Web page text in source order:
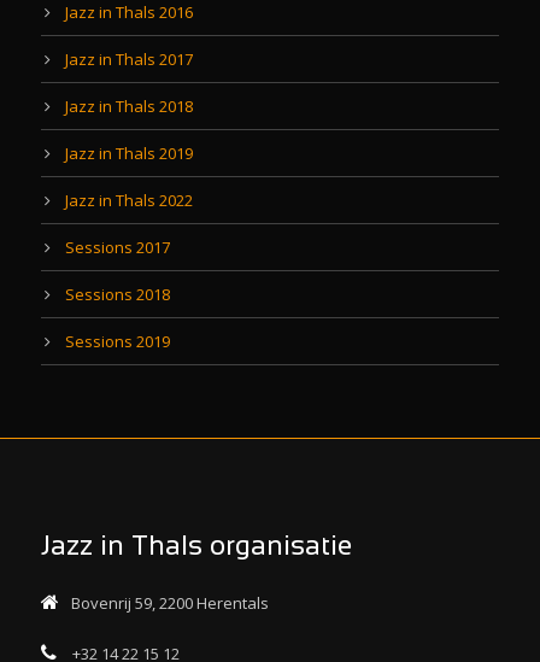
Jazz in Thals 2016
Jazz in Thals 2017
Jazz in Thals 2018
Jazz in Thals 2019
Jazz in Thals 2022
Sessions 2017
Sessions 2018
Sessions 2019
Jazz in Thals organisatie
Bovenrij 59, 2200 Herentals
+32 14 22 15 12